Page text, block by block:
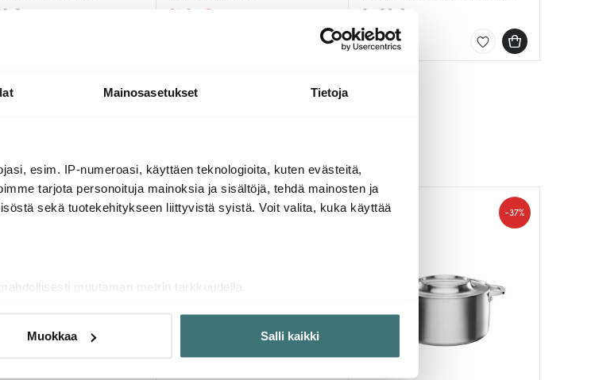
Mainosasetukset Tietoja
esim. IP-numeroasi, käyttäen teknologioita, kuten evästeitä,
tarjota personoituja mainoksia ja sisältöjä, tehdä mainosten ja
sekä tuotekehitykseen liittyvistä syistä. Voit valita, kuka käyttää
muutaman metrin tarkkuudella
Muokkaa Salli kaikki
€ 32.84 € 94.00 €
Saatavilla
-32% - 37% -37%